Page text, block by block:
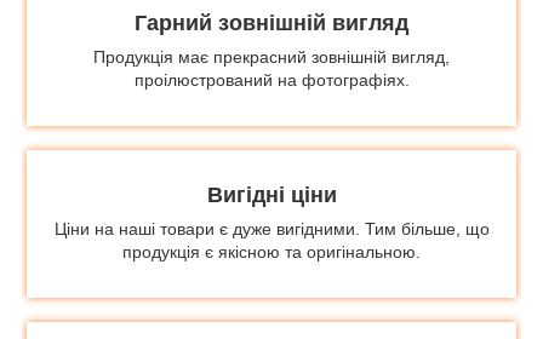
Гарний зовнішній вигляд
Продукція має прекрасний зовнішній вигляд,
проілюстрований на фотографіях.
Вигідні ціни
Ціни на наші товари є дуже вигідними. Тим більше, що
продукція є якісною та оригінальною.